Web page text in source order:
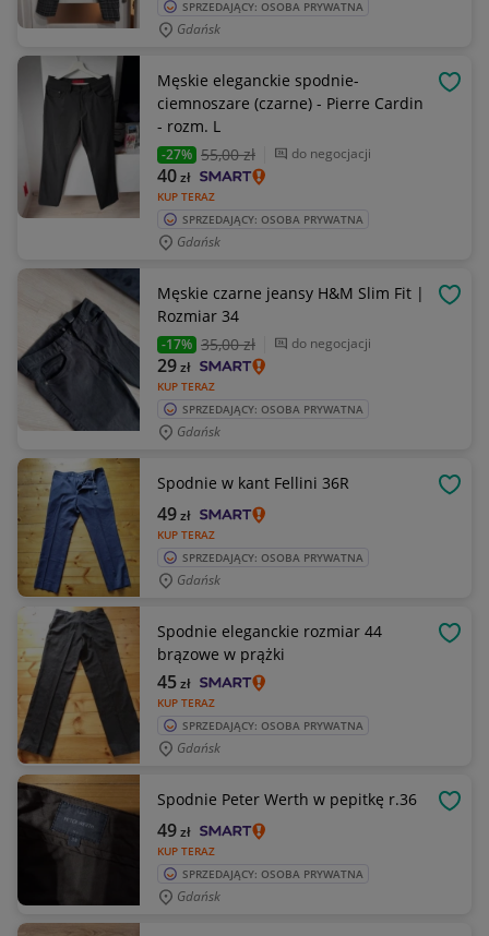
SPRZEDAJĄCY: OSOBA PRYWATNA
Gdańsk
Męskie eleganckie spodnie-
ciemnoszare (czarne) - Pierre Cardin
- rozm. L
-27% 55,00 zł do negocjacji
KUP TERAZ
40zł
SPRZEDAJĄCY: OSOBA PRYWATNA
Gdańsk
Męskie czarne jeansy H&M Slim Fit |
Rozmiar 34
-17% 35,00 zł do negocjacji
KUP TERAZ
29zł
SPRZEDAJĄCY: OSOBA PRYWATNA
Gdańsk
Spodnie w kant Fellini 36R
KUP TERAZ
49zł
SPRZEDAJĄCY: OSOBA PRYWATNA
Gdańsk
Spodnie eleganckie rozmiar 44
brązowe w prążki
KUP TERAZ
45zł
SPRZEDAJĄCY: OSOBA PRYWATNA
Gdańsk
Spodnie Peter Werth w pepitkę r.36
KUP TERAZ
49zł
SPRZEDAJĄCY: OSOBA PRYWATNA
Gdańsk